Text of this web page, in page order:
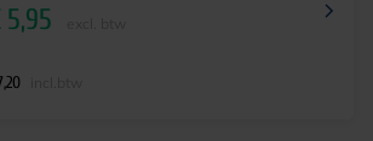
5,95